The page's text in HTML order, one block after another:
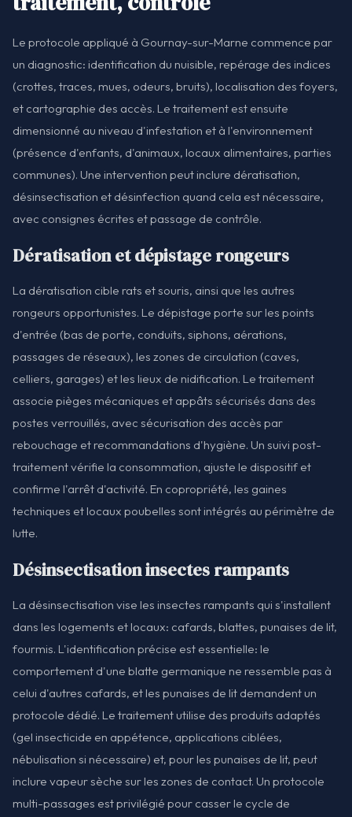
Le protocole appliqué à Gournay-sur-Marne commence par
un diagnostic: identification du nuisible, repérage des indices
(crottes, traces, mues, odeurs, bruits), localisation des foyers,
et cartographie des accès. Le traitement est ensuite
dimensionné au niveau d'infestation et à l'environnement
(présence d'enfants, d'animaux, locaux alimentaires, parties
communes). Une intervention peut inclure dératisation,
désinsectisation et désinfection quand cela est nécessaire,
avec consignes écrites et passage de contrôle.
Dératisation et dépistage rongeurs
La dératisation cible rats et souris, ainsi que les autres
rongeurs opportunistes. Le dépistage porte sur les points
d'entrée (bas de porte, conduits, siphons, aérations,
passages de réseaux), les zones de circulation (caves,
celliers, garages) et les lieux de nidification. Le traitement
associe pièges mécaniques et appâts sécurisés dans des
postes verrouillés, avec sécurisation des accès par
rebouchage et recommandations d'hygiène. Un suivi post-
traitement vérifie la consommation, ajuste le dispositif et
confirme l'arrêt d'activité. En copropriété, les gaines
techniques et locaux poubelles sont intégrés au périmètre de
lutte.
Désinsectisation insectes rampants
La désinsectisation vise les insectes rampants qui s'installent
dans les logements et locaux: cafards, blattes, punaises de lit,
fourmis. L'identification précise est essentielle: le
comportement d'une blatte germanique ne ressemble pas à
celui d'autres cafards, et les punaises de lit demandent un
protocole dédié. Le traitement utilise des produits adaptés
(gel insecticide en appétence, applications ciblées,
nébulisation si nécessaire) et, pour les punaises de lit, peut
inclure vapeur sèche sur les zones de contact. Un protocole
multi-passages est privilégié pour casser le cycle de